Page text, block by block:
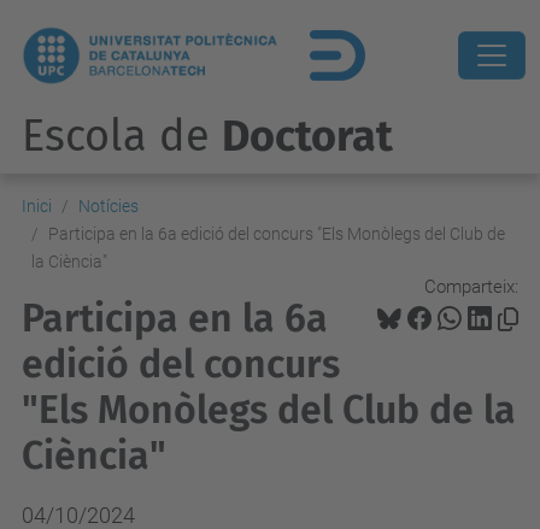
Escola de Doctorat
Inici
Notícies
Participa en la 6a edició del concurs "Els Monòlegs del Club de
la Ciència"
Comparteix:
Participa en la 6a
edició del concurs
"Els Monòlegs del Club de la
Ciència"
04/10/2024